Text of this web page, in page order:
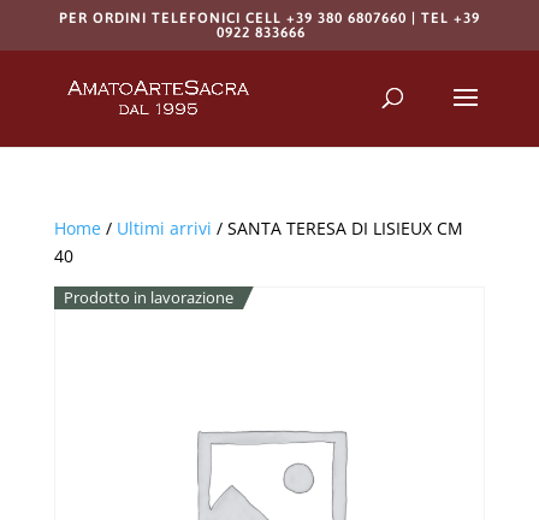
PER ORDINI TELEFONICI CELL +39 380 6807660 | TEL +39
0922 833666
Home/ Ultimi arrivi / SANTA TERESA DI LISIEUX CM
40
Prodotto in lavorazione